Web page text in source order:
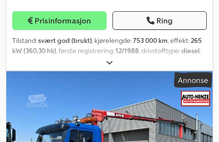
Prisinformasjon Ring
Tilstand:svært god (brukt), kjørelengde:753 000 km, effekt: 265
kW (360,30 hk) , første registrering:12/1988 , drivstofftype:diesel
, drivstoff:diesel
girtype:mekanisk, antall gir:16, fjæring:stål, Byggeår:1988,
Annonse